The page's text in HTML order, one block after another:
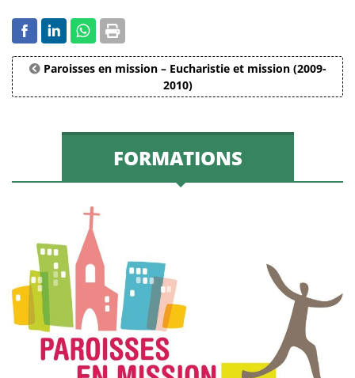
Paroisses en mission – Eucharistie et mission (2009-
2010)
FORMATIONS